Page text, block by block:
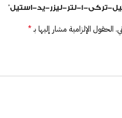
يد-استيل”
الحقول الإلزامية مشار إليها بـ*